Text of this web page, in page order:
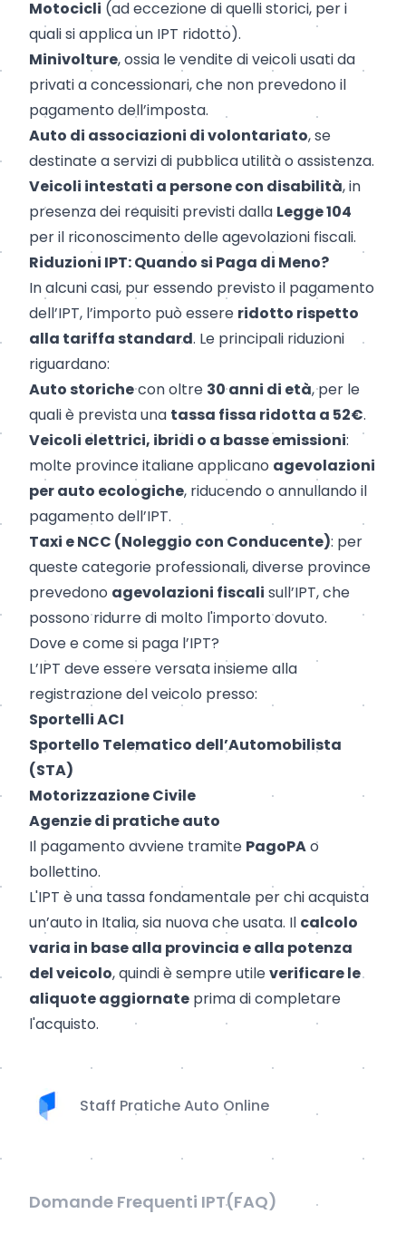
Motocicli (ad eccezione di quelli storici, per i
quali si applica un IPT ridotto).
Minivolture, ossia le vendite di veicoli usati da
privati a concessionari, che non prevedono il
pagamento dell’imposta.
Auto di associazioni di volontariato, se
destinate a servizi di pubblica utilità o assistenza.
Veicoli intestati a persone con disabilità, in
presenza dei requisiti previsti dalla Legge 104
per il riconoscimento delle agevolazioni fiscali.
Riduzioni IPT: Quando si Paga di Meno?
In alcuni casi, pur essendo previsto il pagamento
dell’IPT, l’importo può essere ridotto rispetto
alla tariffa standard. Le principali riduzioni
riguardano:
Auto storichecon oltre 30 anni di età, per le
quali è prevista una tassa fissa ridotta a 52€.
Veicoli elettrici, ibridi o a basse emissioni:
molte province italiane applicano agevolazioni
per auto ecologiche, riducendo o annullando il
pagamento dell’IPT.
Taxi e NCC (Noleggio con Conducente): per
queste categorie professionali, diverse province
prevedono agevolazioni fiscali sull’IPT, che
possono ridurre di molto l'importo dovuto.
Dove e come si paga l’IPT?
L’IPT deve essere versata insieme alla
registrazione del veicolo presso:
Sportelli ACI
Sportello Telematico dell’Automobilista
(STA)
Motorizzazione Civile
Agenzie di pratiche auto
Il pagamento avviene tramite PagoPAo
bollettino.
L'IPT è una tassa fondamentale per chi acquista
un’auto in Italia, sia nuova che usata. Il calcolo
varia in base alla provincia e alla potenza
del veicolo, quindi è sempre utileverificare le
aliquote aggiornate prima di completare
l'acquisto.
Staff Pratiche Auto Online
Domande Frequenti IPT(FAQ)